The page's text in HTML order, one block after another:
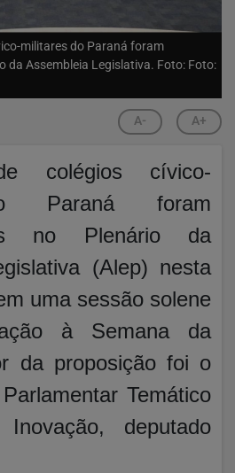
militares do Paraná foram
da Assembleia Legislativa. Foto: Foto:
A- A+
colégios cívico-
Paraná foram
no Plenário da
(Alep) nesta
uma sessão solene
à Semana da
da proposição foi o
Temático
deputado